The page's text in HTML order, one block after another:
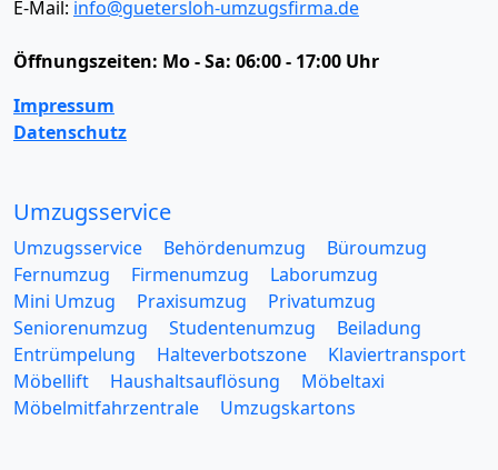
E-Mail: info@guetersloh-umzugsfirma.de
Öffnungszeiten: Mo - Sa: 06:00 - 17:00 Uhr
Impressum
Datenschutz
Umzugsservice
Umzugsservice Behördenumzug
Büroumzug
Fernumzug
Firmenumzug
Laborumzug
Mini Umzug
Praxisumzug
Privatumzug
Seniorenumzug
Studentenumzug
Beiladung
Entrümpelung
Halteverbotszone
Klaviertransport
Möbellift
Haushaltsauflösung
Möbeltaxi
Möbelmitfahrzentrale
Umzugskartons